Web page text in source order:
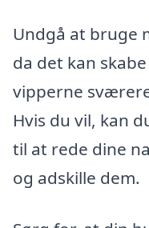
Undgå at bruge
da det kan
vipperne
Hvis du vil, kan
til at rede dine
og adskille dem.